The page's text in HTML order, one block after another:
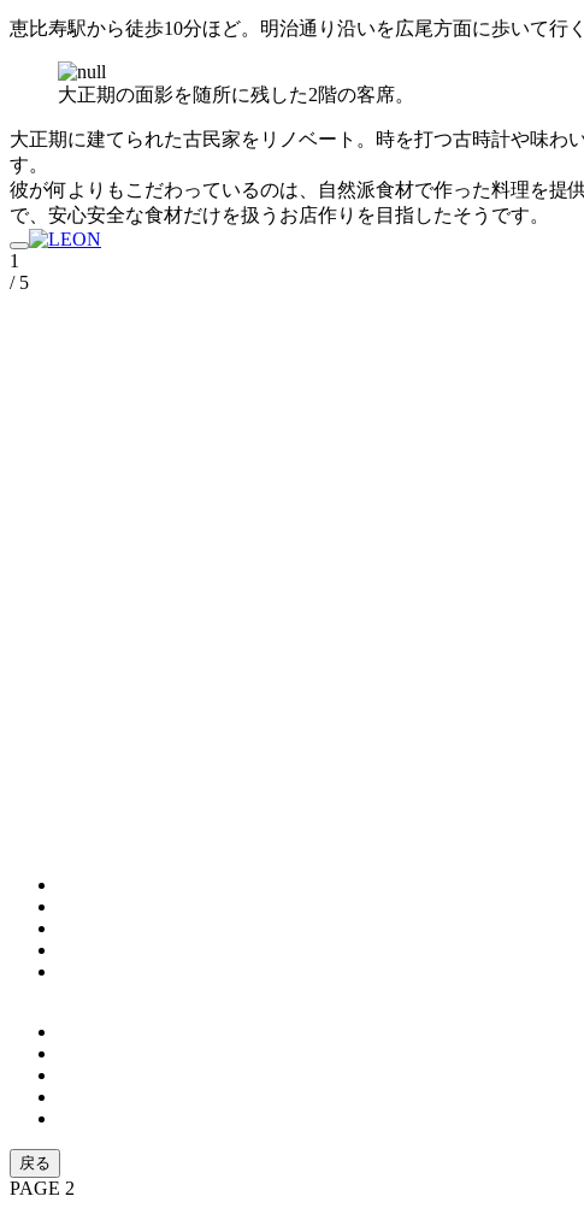
恵比寿駅から徒歩10分ほど。明治通り沿いを広尾方面に歩いて行
大正期の面影を随所に残した2階の客席。
大正期に建てられた古民家をリノベート。時を打つ古時計や味
す。
彼が何よりもこだわっているのは、自然派食材で作った料理を提
で、安心安全な食材だけを扱うお店作りを目指したそうです。
1
/ 5
戻る
PAGE 2